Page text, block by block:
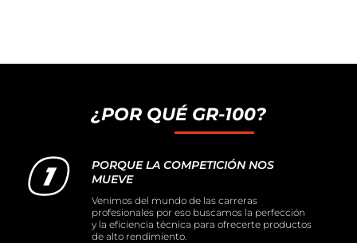
¿POR QUÉ GR-100?
PORQUE LA COMPETICIÓN NOS
MUEVE
Venimos del mundo de las carreras
profesionales por eso buscamos la perfección
y la eficiencia técnica para ofrecerte productos
de alto rendimiento.